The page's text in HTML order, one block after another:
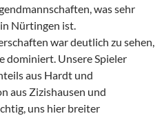
was sehr
Nürtingen ist.
war deutlich zu sehen,
dominiert. Unsere Spieler
aus Hardt und
aus Zizishausen und
uns hier breiter